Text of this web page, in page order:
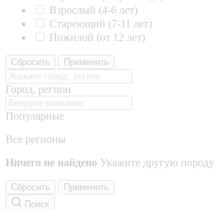
Взрослый (4-6 лет)
Стареющий (7-11 лет)
Пожилой (от 12 лет)
Сбросить Применить
Город, регион
Популярные
Все регионы
Ничего не найдено Укажите другую породу
Сбросить
Применить
Поиск